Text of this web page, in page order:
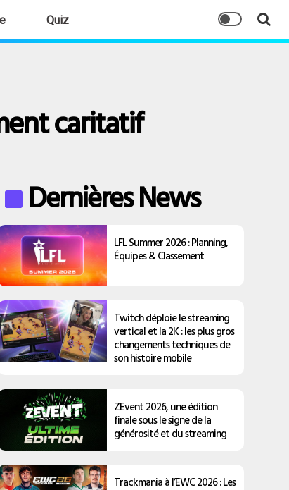
Quiz
caritatif
Dernières News
LFL Summer 2026 : Planning,
Équipes & Classement
Twitch déploie le streaming
vertical et la 2K : les plus gros
changements techniques de
son histoire mobile
ZEvent 2026, une édition
finale sous le signe de la
générosité et du streaming
Trackmania à l’EWC 2026 : Les